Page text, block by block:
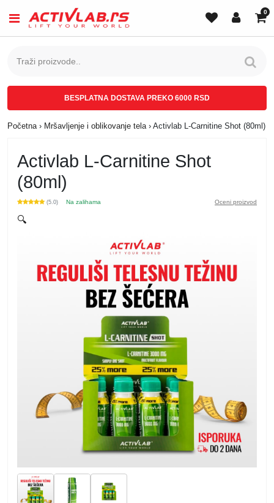
0
BESPLATNA DOSTAVA PREKO 6000 RSD
Početna › Mršavljenje i oblikovanje tela › Activlab L-Carnitine Shot (80ml)
Activlab L-Carnitine Shot
(80ml)
(5.0) Na zalihama Oceni proizvod
🔍